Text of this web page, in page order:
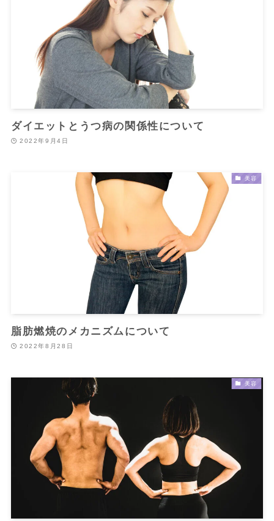
ダイエットとうつ病の関係性について
2022年9月4日
美容
脂肪燃焼のメカニズムについて
2022年8月28日
美容